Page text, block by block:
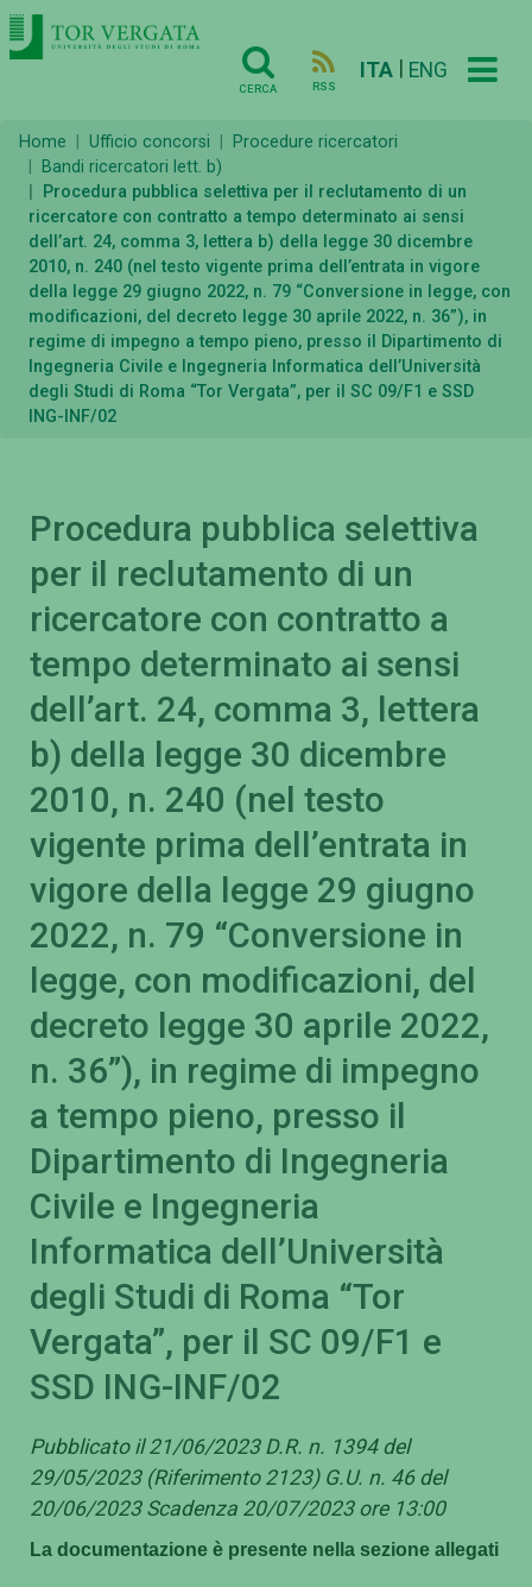
CERCA RSS
ITA ENG
Home Ufficio concorsi
Procedure ricercatori
Bandi ricercatori lett. b)
Procedura pubblica selettiva per il reclutamento di un
ricercatore con contratto a tempo determinato ai sensi
dell’art. 24, comma 3, lettera b) della legge 30 dicembre
2010, n. 240 (nel testo vigente prima dell’entrata in vigore
della legge 29 giugno 2022, n. 79 “Conversione in legge, con
modificazioni, del decreto legge 30 aprile 2022, n. 36”), in
regime di impegno a tempo pieno, presso il Dipartimento di
Ingegneria Civile e Ingegneria Informatica dell’Università
degli Studi di Roma “Tor Vergata”, per il SC 09/F1 e SSD
ING-INF/02
Procedura pubblica selettiva
per il reclutamento di un
ricercatore con contratto a
tempo determinato ai sensi
dell’art. 24, comma 3, lettera
b) della legge 30 dicembre
2010, n. 240 (nel testo
vigente prima dell’entrata in
vigore della legge 29 giugno
2022, n. 79 “Conversione in
legge, con modificazioni, del
decreto legge 30 aprile 2022,
n. 36”), in regime di impegno
a tempo pieno, presso il
Dipartimento di Ingegneria
Civile e Ingegneria
Informatica dell’Università
degli Studi di Roma “Tor
Vergata”, per il SC 09/F1 e
SSD ING-INF/02
Pubblicato il 21/06/2023 D.R. n. 1394 del
29/05/2023 (Riferimento 2123) G.U. n. 46 del
20/06/2023 Scadenza 20/07/2023 ore 13:00
La documentazione è presente nella sezione allegati